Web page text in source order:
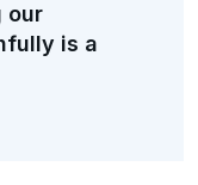
our
is a